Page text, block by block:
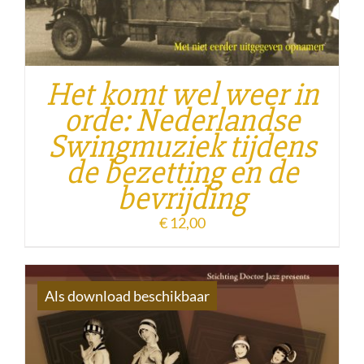
Het komt wel weer in
orde: Nederlandse
Swingmuziek tijdens
de bezetting en de
bevrijding
€12,00
Als download beschikbaar